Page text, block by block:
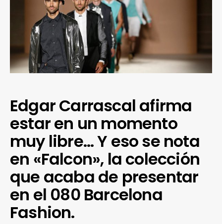
Edgar Carrascal afirma
estar en un momento
muy libre… Y eso se nota
en «Falcon», la colección
que acaba de presentar
en el 080 Barcelona
Fashion.